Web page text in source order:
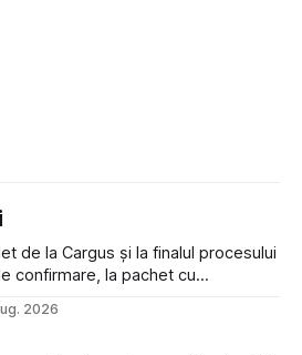
de la Cargus și la finalul procesului
confirmare, la pachet cu
toate bune, de data asta am dat
5
2026